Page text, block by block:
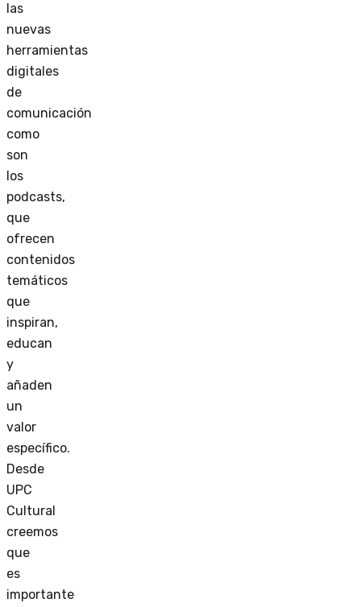
las
nuevas
herramientas
digitales
de
comunicación
como
son
los
podcasts,
que
ofrecen
contenidos
temáticos
que
inspiran,
educan
y
añaden
un
valor
específico.
Desde
UPC
Cultural
creemos
que
es
importante